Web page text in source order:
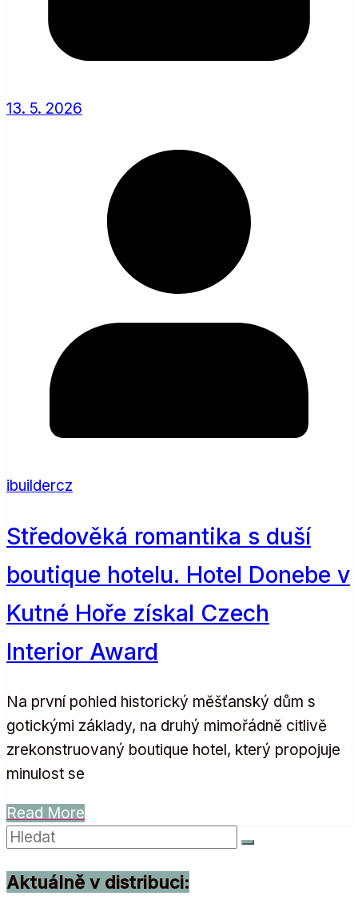
13. 5. 2026
ibuildercz
Středověká romantika s duší
boutique hotelu. Hotel Donebe v
Kutné Hoře získal Czech
Interior Award
Na první pohled historický měšťanský dům s
gotickými základy, na druhý mimořádně citlivě
zrekonstruovaný boutique hotel, který propojuje
minulost se
Read More
Aktuálně v distribuci: